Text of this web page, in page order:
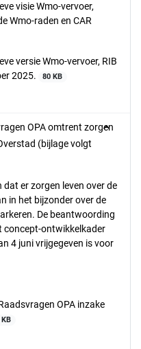
visie Wmo-vervoer,
Wmo-raden en CAR
versie Wmo-vervoer, RIB
2025.
80 KB
OPA omtrent zorgen
(bijlage volgt
er zorgen leven over de
in het bijzonder over de
De beantwoording
concept-ontwikkelkader
4 juni vrijgegeven is voor
OPA inzake